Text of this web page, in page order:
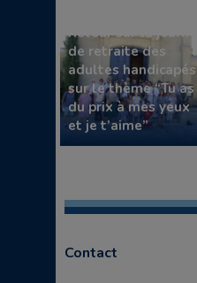
Retour sur la journée
de retraite des
adultes handicapés
sur le thème “Tu as
du prix à mes yeux
et je t’aime”
Contact